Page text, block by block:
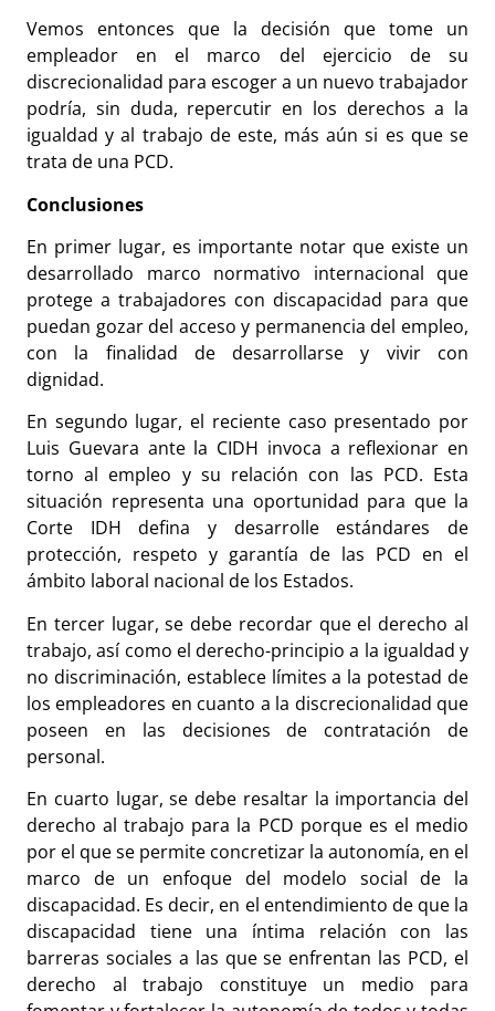
Vemos entonces que la decisión que tome un
empleador en el marco del ejercicio de su
discrecionalidad para escoger a un nuevo trabajador
podría, sin duda, repercutir en los derechos a la
igualdad y al trabajo de este, más aún si es que se
trata de una PCD.
Conclusiones
En primer lugar, es importante notar que existe un
desarrollado marco normativo internacional que
protege a trabajadores con discapacidad para que
puedan gozar del acceso y permanencia del empleo,
con la finalidad de desarrollarse y vivir con
dignidad.
En segundo lugar, el reciente caso presentado por
Luis Guevara ante la CIDH invoca a reflexionar en
torno al empleo y su relación con las PCD. Esta
situación representa una oportunidad para que la
Corte IDH defina y desarrolle estándares de
protección, respeto y garantía de las PCD en el
ámbito laboral nacional de los Estados.
En tercer lugar, se debe recordar que el derecho al
trabajo, así como el derecho-principio a la igualdad y
no discriminación, establece límites a la potestad de
los empleadores en cuanto a la discrecionalidad que
poseen en las decisiones de contratación de
personal.
En cuarto lugar, se debe resaltar la importancia del
derecho al trabajo para la PCD porque es el medio
por el que se permite concretizar la autonomía, en el
marco de un enfoque del modelo social de la
discapacidad. Es decir, en el entendimiento de que la
discapacidad tiene una íntima relación con las
barreras sociales a las que se enfrentan las PCD, el
derecho al trabajo constituye un medio para